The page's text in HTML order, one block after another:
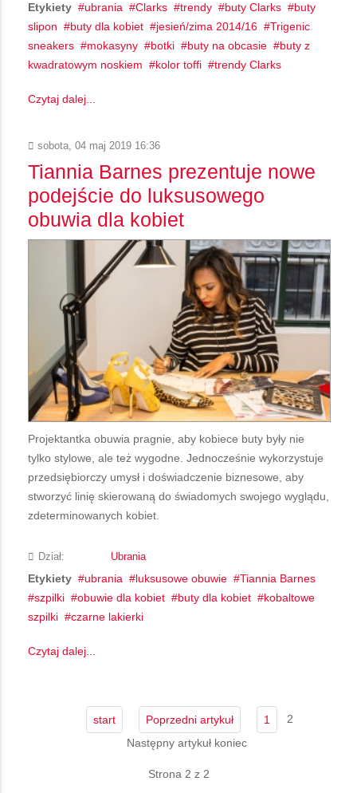
Etykiety ubrania Clarks trendy buty Clarks
buty
slipon
buty dla kobiet jesień/zima 2014/16
Trigenic
sneakers
mokasyny botki buty na obcasie
buty z
kwadratowym noskiem
kolor toffi trendy Clarks
Czytaj dalej...
sobota, 04 maj 2019 16:36
Tiannia Barnes prezentuje nowe
podejście do luksusowego
obuwia dla kobiet
Projektantka obuwia pragnie, aby kobiece buty były nie
tylko stylowe, ale też wygodne. Jednocześnie wykorzystuje
przedsiębiorczy umysł i doświadczenie biznesowe, aby
stworzyć linię skierowaną do świadomych swojego wyglądu,
zdeterminowanych kobiet.
Dział: Ubrania
Etykiety ubrania luksusowe obuwie
Tiannia Barnes
szpilki
obuwie dla kobiet buty dla kobiet
kobaltowe
szpilki
czarne lakierki
Czytaj dalej...
start Poprzedni artykuł 1
2
Następny artykuł koniec
Strona 2 z 2